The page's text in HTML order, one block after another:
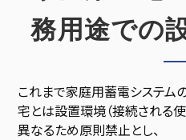
務用途での
これまで家庭用蓄電システム
宅とは設置環境（接続される使
異なるため原則禁止とし、